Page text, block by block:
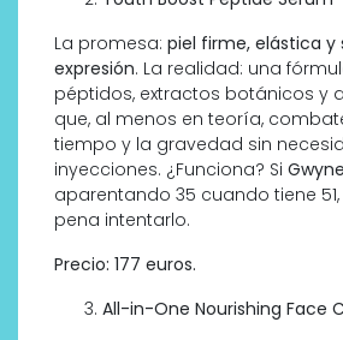
La promesa: piel firme, elástica y
expresión. La realidad: una
péptidos, extractos botánicos y
que, al menos en teoría,
tiempo y la gravedad sin
inyecciones. ¿Funciona? Si
aparentando 35 cuando tiene
pena intentarlo.
Precio: 177 euros.
All-in-One Nourishing Face